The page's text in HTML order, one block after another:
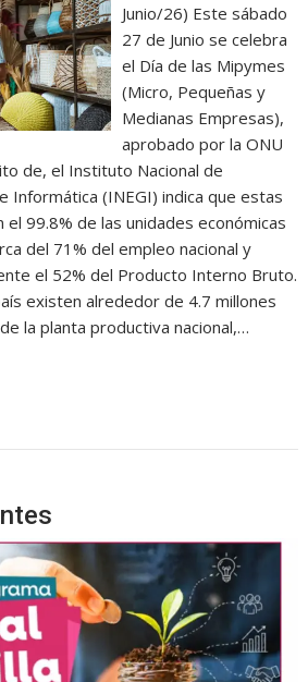
Junio/26) Este sábado
27 de Junio se celebra
el Día de las Mipymes
(Micro, Pequeñas y
Medianas Empresas),
aprobado por la ONU
de, el Instituto Nacional de
Informática (INEGI) indica que estas
99.8% de las unidades económicas
del 71% del empleo nacional y
el 52% del Producto Interno Bruto.
existen alrededor de 4.7 millones
la planta productiva nacional,…